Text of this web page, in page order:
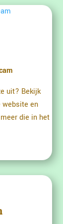
uit? Bekijk
website en
die in het